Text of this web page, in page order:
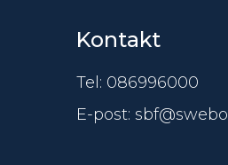
Kontakt
Tel: 086996000
E-post: